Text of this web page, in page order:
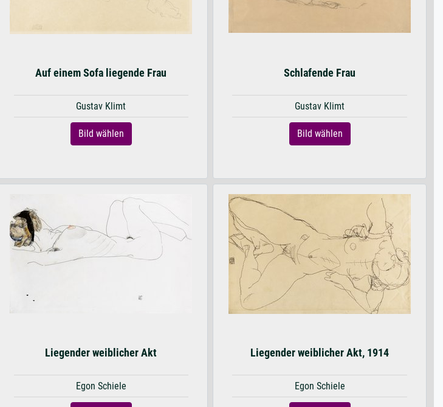
Auf einem Sofa liegende Frau
Gustav Klimt
Bild wählen
Schlafende Frau
Gustav Klimt
Bild wählen
Liegender weiblicher Akt
Egon Schiele
Liegender weiblicher Akt, 1914
Egon Schiele